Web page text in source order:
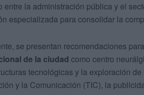
entre la administración pública y el
especializada para consolidar la
se presentan recomendaciones
de la ciudad como centro
tecnológicas y la exploración
y la Comunicación (TIC), la